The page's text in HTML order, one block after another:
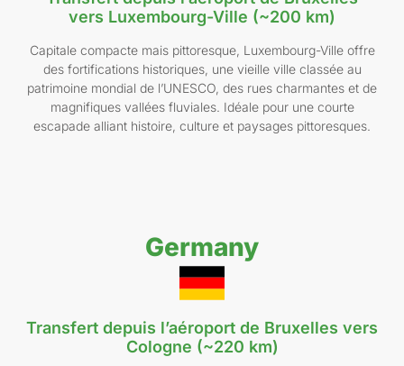
vers Luxembourg-Ville (~200 km)
Capitale compacte mais pittoresque, Luxembourg-Ville offre
des fortifications historiques, une vieille ville classée au
patrimoine mondial de l’UNESCO, des rues charmantes et de
magnifiques vallées fluviales. Idéale pour une courte
escapade alliant histoire, culture et paysages pittoresques.
Germany
Transfert depuis l’aéroport de Bruxelles vers
Cologne (~220 km)